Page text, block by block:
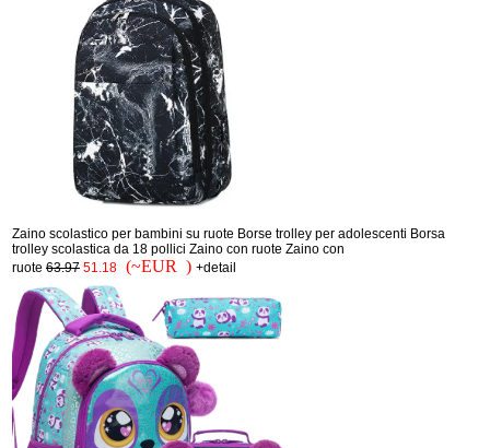
Zaino scolastico per bambini su ruote Borse trolley per adolescenti Borsa
trolley scolastica da 18 pollici Zaino con ruote Zaino con
ruote 63.97 51.18 (~EUR ) +detail